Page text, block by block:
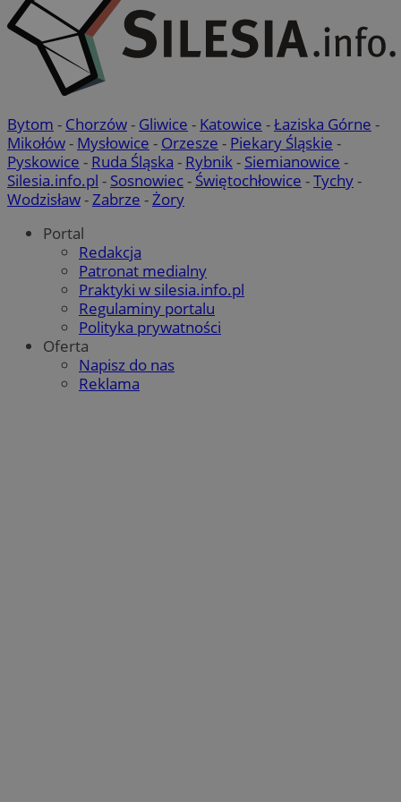
Bytom - Chorzów- Gliwice - Katowice -Łaziska Górne -
Mikołów- Mysłowice - Orzesze - Piekary Śląskie -
Pyskowice - Ruda Śląska - Rybnik- Siemianowice -
Silesia.info.pl - Sosnowiec- Świętochłowice -Tychy-
Wodzisław-Zabrze -Żory
Portal
Redakcja
Patronat medialny
Praktyki w silesia.info.pl
Regulaminy portalu
Polityka prywatności
Oferta
Napisz do nas
Reklama